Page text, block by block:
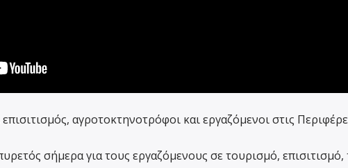
αγροτοκτηνοτρόφοι και εργαζόμενοι στις
σήμερα για τους εργαζόμενους σε τουρισμό,